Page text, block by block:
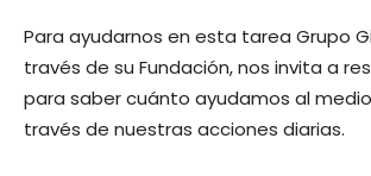
Para ayudarnos en esta tarea Grupo
través de su Fundación, nos invita a
para saber cuánto ayudamos al
través de nuestras acciones diarias.